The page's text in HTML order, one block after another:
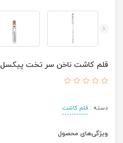
قلم کاشت ناخن سر تخت پیکسل PIXEL شماره 8
دسته : قلم کاشت
ویژگی‌های محصول